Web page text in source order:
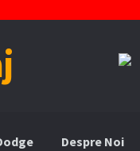
Despre Noi